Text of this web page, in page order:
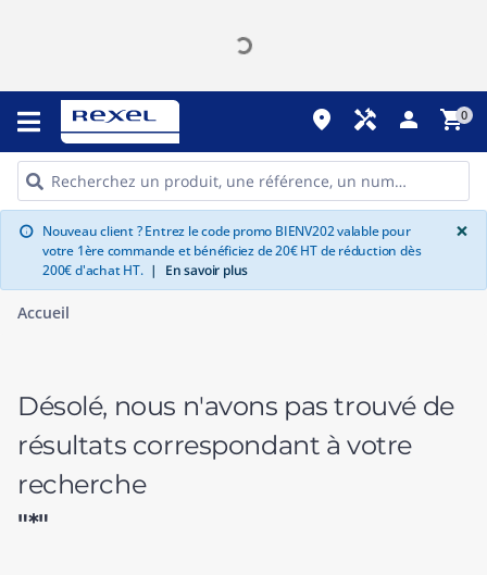
place handyman person shopping_cart0
info Nouveau client ? Entrez le code promo BIENV202 valable pour
votre 1ère commande et bénéficiez de 20€ HT de réduction dès
200€ d'achat HT. | En savoir plus
×
Accueil
Désolé, nous n'avons pas trouvé de
résultats correspondant à votre
recherche
"*"